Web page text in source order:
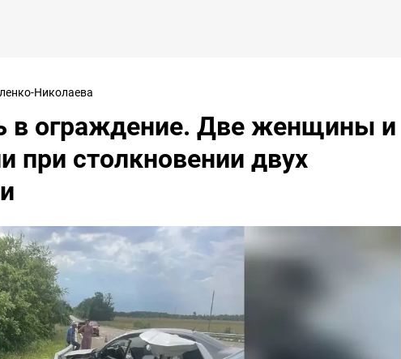
Николаева
в ограждение. Две женщины и
при столкновении двух